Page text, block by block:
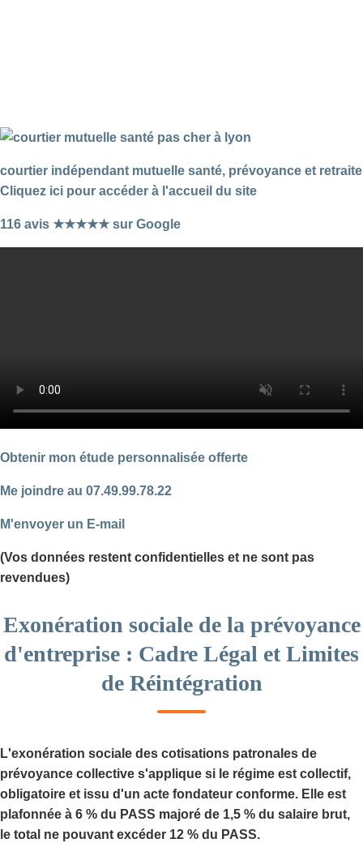
courtier indépendant mutuelle santé, prévoyance et retraite
Cliquez ici pour accéder à l'accueil du site
116 avis ★★★★★ sur Google
Obtenir mon étude personnalisée offerte
Me joindre au 07.49.99.78.22
M'envoyer un E-mail
(Vos données restent confidentielles et ne sont pas
revendues)
Exonération sociale de la prévoyance
d'entreprise : Cadre Légal et Limites
de Réintégration
L'exonération sociale des cotisations patronales de
prévoyance collective s'applique si le régime est collectif,
obligatoire et issu d'un acte fondateur conforme. Elle est
plafonnée à 6 % du PASS majoré de 1,5 % du salaire brut,
le total ne pouvant excéder 12 % du PASS.